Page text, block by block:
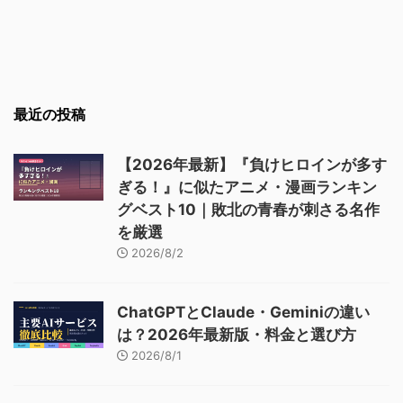
最近の投稿
【2026年最新】『負けヒロインが多す
ぎる！』に似たアニメ・漫画ランキン
グベスト10｜敗北の青春が刺さる名作
を厳選
2026/8/2
ChatGPTとClaude・Geminiの違い
は？2026年最新版・料金と選び方
2026/8/1